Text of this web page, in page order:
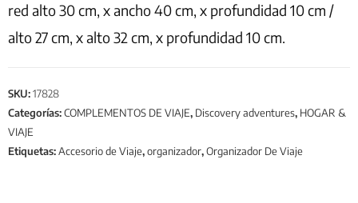
red alto 30 cm, x ancho 40 cm, x profundidad 10 cm /
alto 27 cm, x alto 32 cm, x profundidad 10 cm.
SKU:17828
Categorías:COMPLEMENTOS DE VIAJE, Discovery adventures, HOGAR &
VIAJE
Etiquetas:Accesorio de Viaje,organizador,Organizador De Viaje